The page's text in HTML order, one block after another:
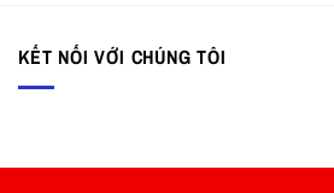
KẾT NỐI VỚI CHÚNG TÔI